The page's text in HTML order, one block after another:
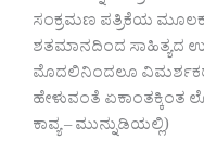
ಸಂಕ್ರಮಣ ಪತ್ರಿಕೆಯ
ಶತಮಾನದಿಂದ ಸಾಹಿತ್ಯದ
ಮೊದಲಿನಿಂದಲೂ
ಹೇಳುವಂತೆ ಏಕಾಂತಕ್ಕಿಂತ‌
ಕಾವ್ಯ – ಮುನ್ನುಡಿಯಲ್ಲಿ)